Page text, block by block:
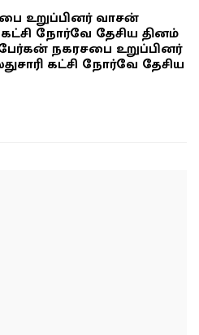
உறுப்பினர் வாசன்
நோர்வே தேசிய தினம்
நகரசபை உறுப்பினர்
கட்சி நோர்வே தேசிய